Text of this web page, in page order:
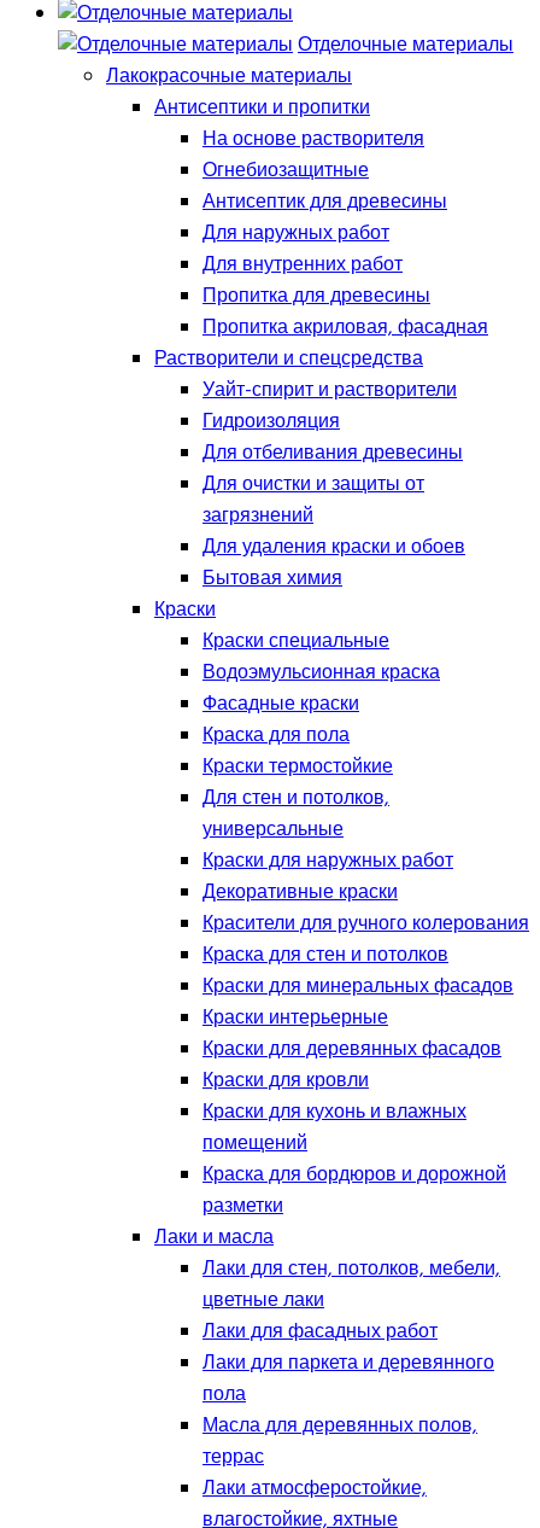
Отделочные материалы
Лакокрасочные материалы
Антисептики и пропитки
На основе растворителя
Огнебиозащитные
Антисептик для древесины
Для наружных работ
Для внутренних работ
Пропитка для древесины
Пропитка акриловая, фасадная
Растворители и спецсредства
Уайт-спирит и растворители
Гидроизоляция
Для отбеливания древесины
Для очистки и защиты от
загрязнений
Для удаления краски и обоев
Бытовая химия
Краски
Краски специальные
Водоэмульсионная краска
Фасадные краски
Краска для пола
Краски термостойкие
Для стен и потолков,
универсальные
Краски для наружных работ
Декоративные краски
Красители для ручного колерования
Краска для стен и потолков
Краски для минеральных фасадов
Краски интерьерные
Краски для деревянных фасадов
Краски для кровли
Краски для кухонь и влажных
помещений
Краска для бордюров и дорожной
разметки
Лаки и масла
Лаки для стен, потолков, мебели,
цветные лаки
Лаки для фасадных работ
Лаки для паркета и деревянного
пола
Масла для деревянных полов,
террас
Лаки атмосферостойкие,
влагостойкие, яхтные